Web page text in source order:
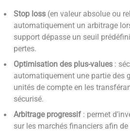
Stop loss(en valeur absolue ou
automatiquement un arbitrage
support dépasse un seuil
pertes.
Optimisation des plus-values:
automatiquement une partie des
unités de compte en les
sécurisé.
Arbitrage progressif: permet
sur les marchés financiers afin de